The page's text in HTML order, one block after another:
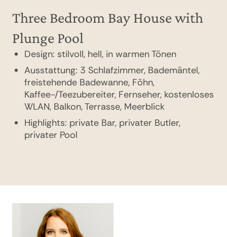
Three Bedroom Bay House with
Plunge Pool
Design: stilvoll, hell, in warmen Tönen
Ausstattung: 3 Schlafzimmer, Bademäntel,
freistehende Badewanne, Föhn,
Kaffee-/Teezubereiter, Fernseher, kostenloses
WLAN, Balkon, Terrasse, Meerblick
Highlights: private Bar, privater Butler,
privater Pool
One Bedroom Ocean House with
Pool
Design: stilvoll, hell, in warmen Tönen
Zimmergröße: ca. 130 m²
Ausstattung: 1 Schlafzimmer, Safe,
Bademäntel, freistehende Badewanne, Föhn,
Kaffee-/Teezubereiter, 2 Fernseher,
kostenloses WLAN, Terrasse mit Daybeds,
Meerblick